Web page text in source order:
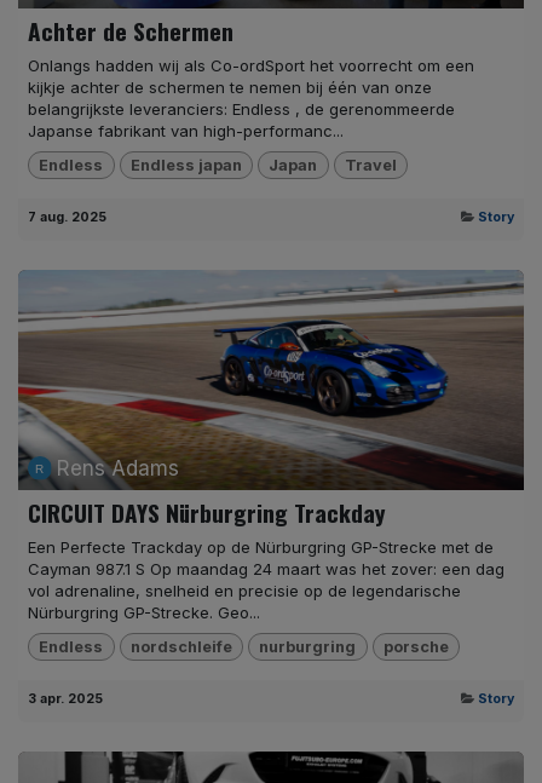
Achter de Schermen
Onlangs hadden wij als Co-ordSport het voorrecht om een
kijkje achter de schermen te nemen bij één van onze
belangrijkste leveranciers: Endless , de gerenommeerde
Japanse fabrikant van high-performanc...
Endless Endless japan Japan Travel
7 aug. 2025 Story
Rens Adams
CIRCUIT DAYS Nürburgring Trackday
Een Perfecte Trackday op de Nürburgring GP-Strecke met de
Cayman 987.1 S Op maandag 24 maart was het zover: een dag
vol adrenaline, snelheid en precisie op de legendarische
Nürburgring GP-Strecke. Geo...
Endless nordschleife nurburgring porsche
3 apr. 2025 Story